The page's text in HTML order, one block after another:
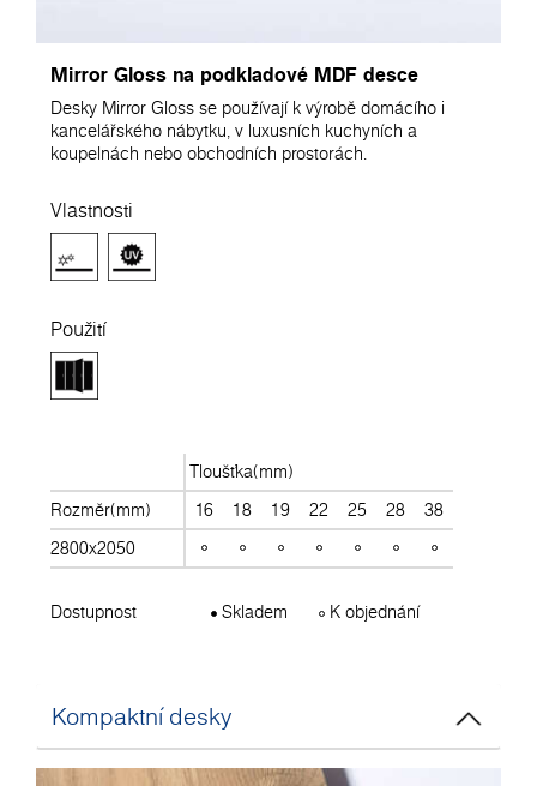
Mirror Gloss na podkladové MDF desce
Desky Mirror Gloss se používají k výrobě domácího i
kancelářského nábytku, v luxusních kuchyních a
koupelnách nebo obchodních prostorách.
Vlastnosti
Použití
Tloušťka(mm)
Rozměr(mm)
16 18 19 22 25 28
38
2800x2050
Dostupnost Skladem K objednání
Kompaktní desky